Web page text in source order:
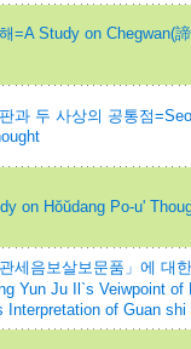
=A Study on Chegwan(
과 두 사상의 공통점
on Hŏŭdang Po-u'
세음보살보문품」에 대
Yun Ju Il`s Veiwpoint
Interpretation of Guan